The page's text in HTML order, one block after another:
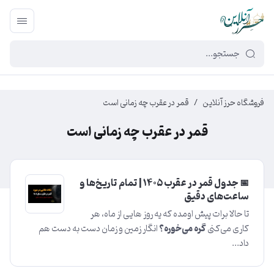
449f43cf-3da2-4422-bb12-2566cb5b8b05
فروشگاه حرز آنلاین / قمر در عقرب چه زمانی است
قمر در عقرب چه زمانی است
📅 جدول قمر در عقرب ۱۴۰۵ | تمام تاریخ‌ها و
ساعت‌های دقیق
تا حالا برات پیش اومده که یه روز هایی از ماه، هر
کاری می‌کنیگره می‌خوره؟انگار زمین و زمان دست به دست هم
داد...